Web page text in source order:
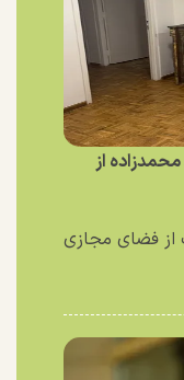
از
از فضای مجازی